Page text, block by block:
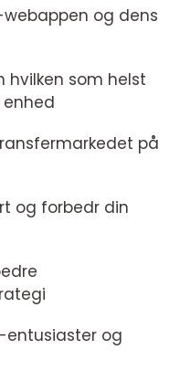
webappen og dens
hvilken som helst
på
og forbedr din
og